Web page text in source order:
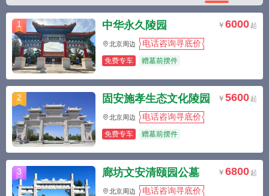
1 中华永久陵园 6000
北京周边 电话咨询寻底价
免费专车 赠墓前摆件
2 固安施孝生态文化陵园 5600
北京周边 电话咨询寻底价
免费专车 赠墓前摆件
3 廊坊文安清颐园公墓 6800
北京周边 电话咨询寻底价